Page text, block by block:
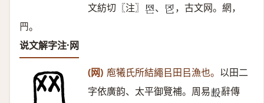
文紡切〖注〗 𦉽 、 𦉮 ，古文网。網，
䍏。
说文解字注·网
(网) 庖犧氏所結繩㠯田㠯漁也。 以田二
字依廣韵、太平御覽補。周易𣪠 辭傳